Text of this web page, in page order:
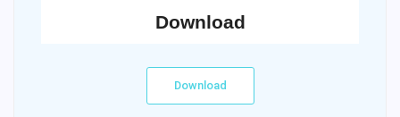
Download
Download